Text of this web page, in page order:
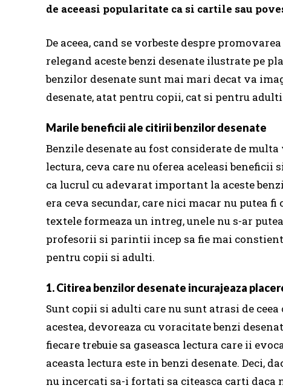
de aceeasi popularitate ca si cartile sau
De aceea, cand se vorbeste despre
relegand aceste benzi desenate ilustrate pe
benzilor desenate sunt mai mari decat va
desenate, atat pentru copii, cat si pentru
Marile beneficii ale citirii benzilor desenate
Benzile desenate au fost considerate de
lectura, ceva care nu oferea aceleasi beneficii
ca lucrul cu adevarat important la aceste
era ceva secundar, care nici macar nu putea
textele formeaza un intreg, unele nu s-ar
profesorii si parintii incep sa fie mai
pentru copii si adulti.
1. Citirea benzilor desenate incurajeaza
Sunt copii si adulti care nu sunt atrasi de ceea
acestea, devoreaza cu voracitate benzi
fiecare trebuie sa gaseasca lectura care ii
aceasta lectura este in benzi desenate. Deci,
nu incercati sa-i fortati sa citeasca carti daca